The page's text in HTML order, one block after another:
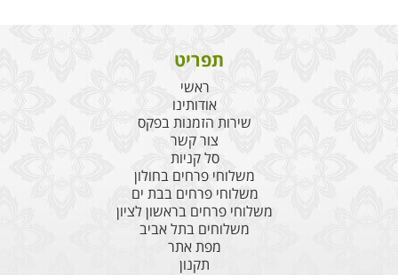
תפריט
ראשי
אודותינו
שירות הזמנות בפקס
צור קשר
סל קניות
משלוחי פרחים בחולון
משלוחי פרחים בבת ים
משלוחי פרחים בראשון לציון
משלוחים בתל אביב
מפת אתר
תקנון